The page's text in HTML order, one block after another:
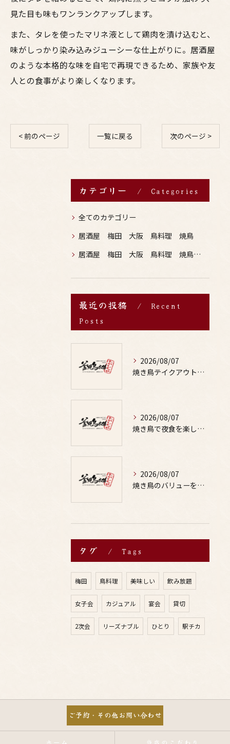
見た目も味もワンランクアップします。
また、タレを使ったマリネ液として鶏肉を漬け込むと、
味がしっかり染み込みジューシーな仕上がりに。居酒屋
のような本格的な味を自宅で再現できるため、家族や友
人との食事がより楽しくなります。
< 前のページ 一覧に戻る 次のページ >
カテゴリー Categories
全てのカテゴリー
居酒屋 梅田 大阪 鳥料理 焼鳥
居酒屋 梅田 大阪 鳥料理 焼鳥 お酒
最近の投稿
Recent
Posts
2026/08/07
焼き鳥テイクアウトで居酒屋気分を自宅で満喫するための賢い注文術と本数の目安
2026/08/07
焼き鳥で夜食を楽しむ適量や部位の選び方と罪悪感なしの満足テクを徹底解説
2026/08/07
焼き鳥のバリューを徹底比較した居酒屋やお酒と楽しむ鳥料理選び方ガイド
タグ Tags
梅田 鳥料理 美味しい 飲み放題
女子会 カジュアル 宴会 貸切
2次会 リーズナブル ひとり 駅チカ
ご予約・その他お問い合わせ